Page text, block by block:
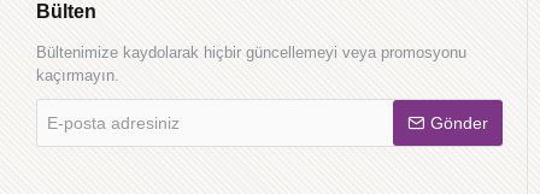
Bülten
Bültenimize kaydolarak hiçbir güncellemeyi veya promosyonu
kaçırmayın.
posta
adresiniz
Gönder